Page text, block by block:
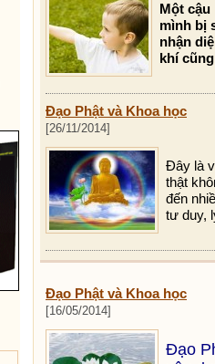
Một cậu
mình bị
nhận
khí
Đạo Phật và Khoa học
[26/11/2014]
Đây là
thật
đến
tư duy,
Đạo Phật và Khoa học
[16/05/2014]
Đạo